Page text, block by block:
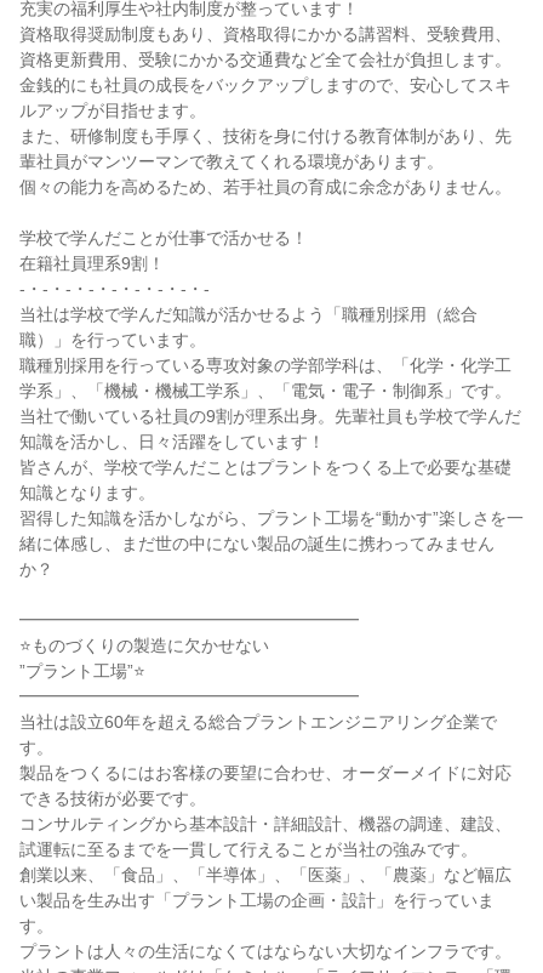
充実の福利厚生や社内制度が整っています！
資格取得奨励制度もあり、資格取得にかかる講習料、受験費用、
資格更新費用、受験にかかる交通費など全て会社が負担します。
金銭的にも社員の成長をバックアップしますので、安心してスキ
ルアップが目指せます。
また、研修制度も手厚く、技術を身に付ける教育体制があり、先
輩社員がマンツーマンで教えてくれる環境があります。
個々の能力を高めるため、若手社員の育成に余念がありません。
学校で学んだことが仕事で活かせる！
在籍社員理系9割！
-・-・-・-・-・-・-・-・-
当社は学校で学んだ知識が活かせるよう「職種別採用（総合
職）」を行っています。
職種別採用を行っている専攻対象の学部学科は、「化学・化学工
学系」、「機械・機械工学系」、「電気・電子・制御系」です。
当社で働いている社員の9割が理系出身。先輩社員も学校で学んだ
知識を活かし、日々活躍をしています！
皆さんが、学校で学んだことはプラントをつくる上で必要な基礎
知識となります。
習得した知識を活かしながら、プラント工場を“動かす”楽しさを一
緒に体感し、まだ世の中にない製品の誕生に携わってみません
か？
━━━━━━━━━━━━━━━━━━━━
⭐ものづくりの製造に欠かせない
”プラント工場”⭐
━━━━━━━━━━━━━━━━━━━━
当社は設立60年を超える総合プラントエンジニアリング企業で
す。
製品をつくるにはお客様の要望に合わせ、オーダーメイドに対応
できる技術が必要です。
コンサルティングから基本設計・詳細設計、機器の調達、建設、
試運転に至るまでを一貫して行えることが当社の強みです。
創業以来、「食品」、「半導体」、「医薬」、「農薬」など幅広
い製品を生み出す「プラント工場の企画・設計」を行っていま
す。
プラントは人々の生活になくてはならない大切なインフラです。